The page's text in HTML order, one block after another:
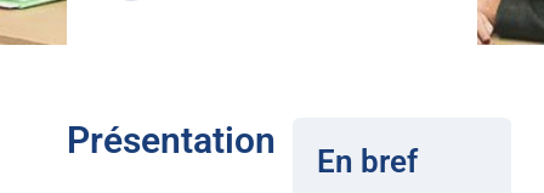
Présentation En bref